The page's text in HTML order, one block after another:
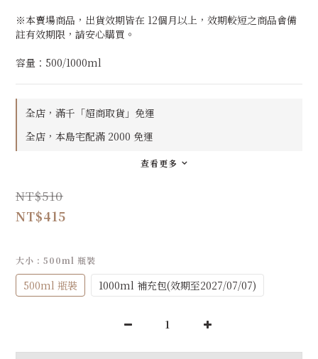
※本賣場商品，出貨效期皆在 12個月以上，效期較短之商品會備
註有效期限，請安心購買。
容量：500/1000ml
全店，滿千「超商取貨」免運
全店，本島宅配滿 2000 免運
查看更多
NT$510
NT$415
大小 : 500ml 瓶裝
500ml 瓶裝 1000ml 補充包(效期至2027/07/07)